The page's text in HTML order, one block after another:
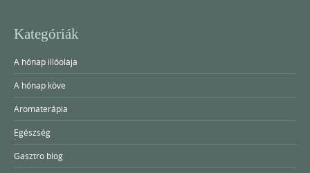
Kategóriák
A hónap illóolaja
A hónap köve
Aromaterápia
Egészség
Gasztro blog